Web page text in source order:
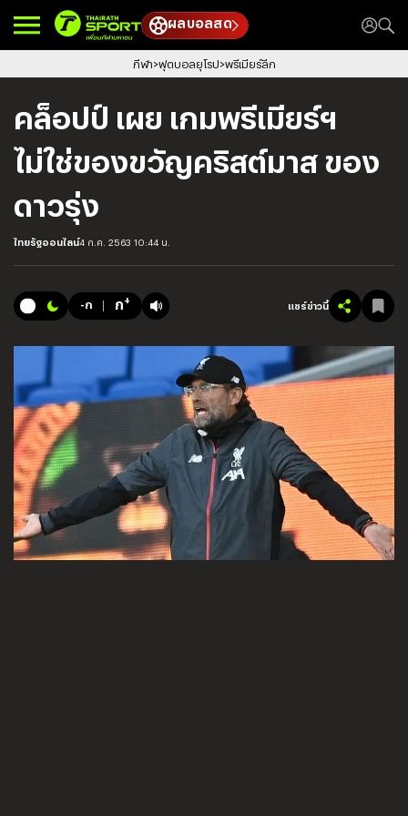
ผลบอลสด
กีฬา ฟุตบอลยุโรป พรีเมียร์ลีก
คล็อปป์ เผย เกมพรีเมียร์ฯ
ไม่ใช่ของขวัญคริสต์มาส ของ
ดาวรุ่ง
ไทยรัฐออนไลน์4 ก.ค. 2563 10:44 น.
-ก ก+ แชร์ข่าวนี้